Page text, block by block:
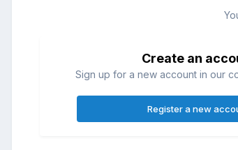
Create an
Sign up for a new account in our
Register a new